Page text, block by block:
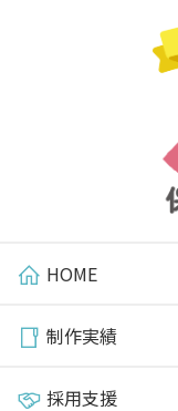
HOME
制作実績
採用支援